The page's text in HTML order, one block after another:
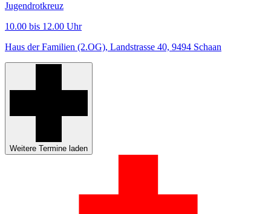
Jugendrotkreuz
10.00 bis 12.00 Uhr
Haus der Familien (2.OG), Landstrasse 40, 9494 Schaan
Weitere Termine laden